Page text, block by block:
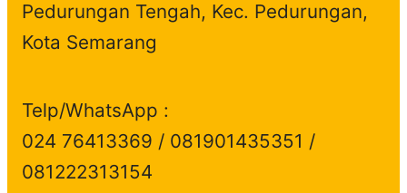
Pedurungan Tengah, Kec. Pedurungan,
Kota Semarang
Telp/WhatsApp :
024 76413369 / 081901435351 /
081222313154